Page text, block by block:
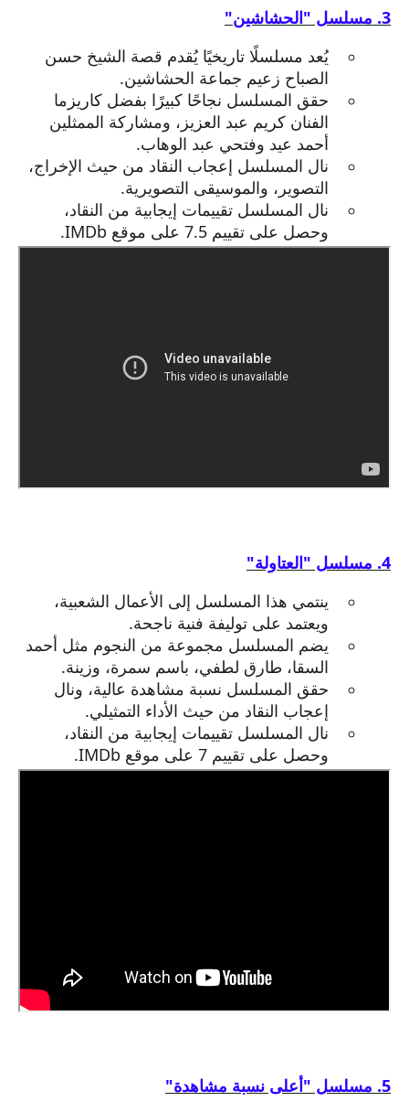
3. مسلسل "الحشاشين"
يُعد مسلسلًا تاريخيًا يُقدم قصة الشيخ حسن
الصباح زعيم جماعة الحشاشين.
حقق المسلسل نجاحًا كبيرًا بفضل كاريزما
الفنان كريم عبد العزيز، ومشاركة الممثلين
أحمد عيد وفتحي عبد الوهاب.
نال المسلسل إعجاب النقاد من حيث الإخراج،
التصوير، والموسيقى التصويرية.
نال المسلسل تقييمات إيجابية من النقاد،
وحصل على تقييم 7.5 على موقع IMDb.
4. مسلسل "العتاولة"
ينتمي هذا المسلسل إلى الأعمال الشعبية،
ويعتمد على توليفة فنية ناجحة.
يضم المسلسل مجموعة من النجوم مثل أحمد
السقا، طارق لطفي، باسم سمرة، وزينة.
حقق المسلسل نسبة مشاهدة عالية، ونال
إعجاب النقاد من حيث الأداء التمثيلي.
نال المسلسل تقييمات إيجابية من النقاد،
وحصل على تقييم 7 على موقع IMDb.
5. مسلسل "أعلى نسبة مشاهدة"